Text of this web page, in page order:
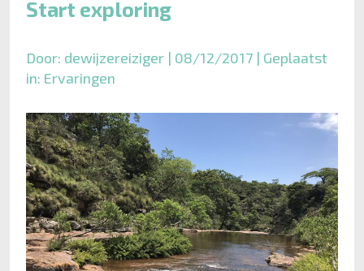
Start exploring
Door: dewijzereiziger | 08/12/2017 | Geplaatst
in: Ervaringen